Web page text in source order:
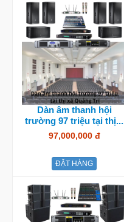
Dàn âm thanh hội
trường 97 triệu tại thị...
97,000,000 đ
ĐẶT HÀNG